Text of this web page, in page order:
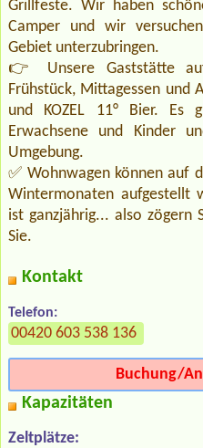
Grillfeste. Wir haben
Camper und wir
Gebiet unterzubringen.
👉 Unsere Gaststätte
Frühstück, Mittagessen und
und KOZEL 11° Bier. Es
Erwachsene und Kinder
Umgebung.
✅ Wohnwagen können auf
Wintermonaten aufgestellt
ist ganzjährig... also
Sie.
Kontakt
Telefon:
00420 603 538 136
Buchung/
Kapazitäten
Zeltplätze: